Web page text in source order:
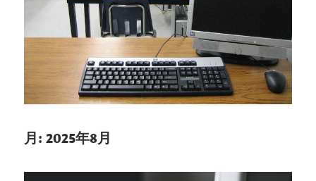
を
探
求
し
よ
月: 2025年8月